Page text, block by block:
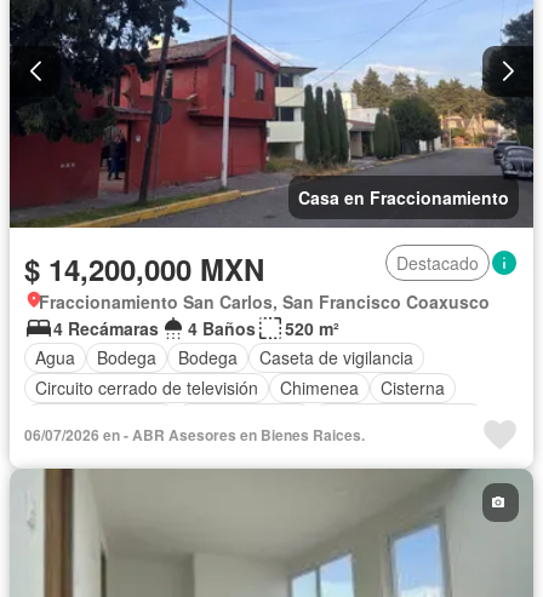
Casa en Fraccionamiento
$ 14,200,000 MXN
Destacado
Fraccionamiento San Carlos, San Francisco Coaxusco
4 Recámaras
4 Baños
520 m²
Agua
Bodega Bodega
Caseta de vigilancia
Circuito cerrado de televisión
Chimenea
Cisterna
Cuarto de servicio
Electricidad
Estacionamiento
Sin amueblar
06/07/2026 en - ABR Asesores en Bienes Raices.